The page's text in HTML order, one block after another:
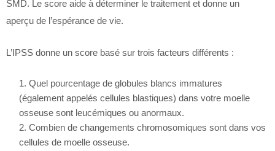
SMD. Le score aide à déterminer le traitement et donne un
aperçu de l’espérance de vie.
L’IPSS donne un score basé sur trois facteurs différents :
Quel pourcentage de globules blancs immatures
(également appelés cellules blastiques) dans votre moelle
osseuse sont leucémiques ou anormaux.
Combien de changements chromosomiques sont dans vos
cellules de moelle osseuse.